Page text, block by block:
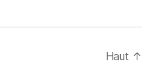
Haut ↑